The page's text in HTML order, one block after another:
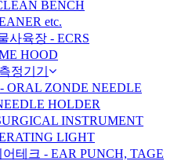
BENCH
etc.
사육장 - ECRS
HOOD
정기기
ORAL ZONDE NEEDLE
HOLDER
INSTRUMENT
LIGHT
테크 - EAR PUNCH, TAGE